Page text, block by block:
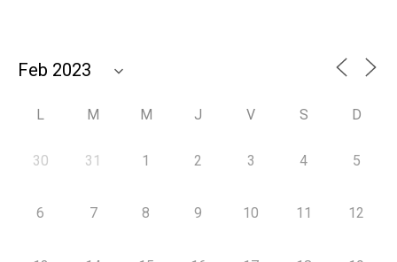
L M M J V S D
30 31 1 2 3 4 5
6 7 8 9 10 11 12